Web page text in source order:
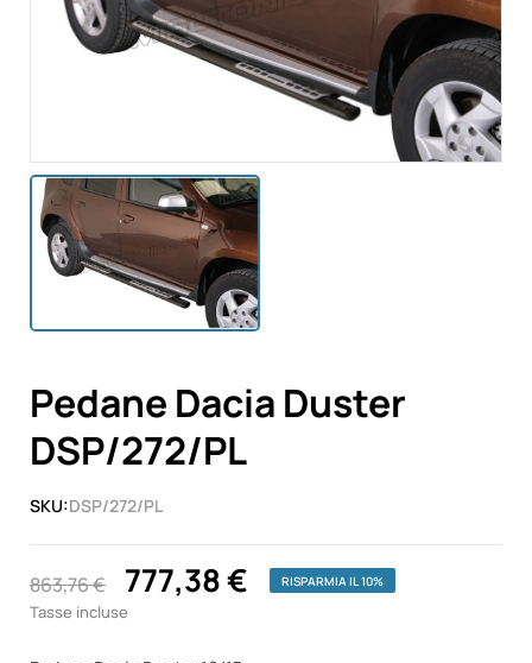
Pedane Dacia Duster
DSP/272/PL
SKU:DSP/272/PL
863,76 € 777,38 € RISPARMIA IL 10%
Tasse incluse